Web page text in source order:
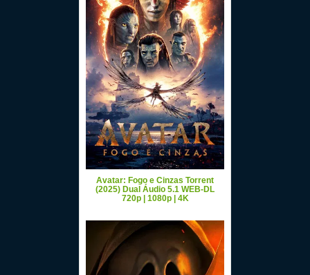
Avatar: Fogo e Cinzas Torrent
(2025) Dual Áudio 5.1 WEB-DL
720p | 1080p | 4K